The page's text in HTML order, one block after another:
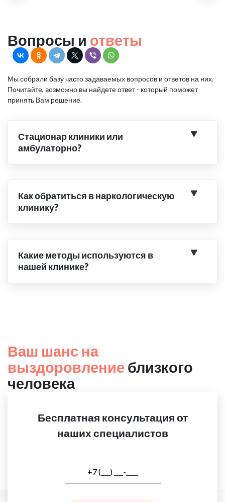
Вопросы и ответы
Мы собрали базу часто задаваемых вопросов и ответов на них.
Почитайте, возможно вы найдете ответ - который поможет
принять Вам решение.
Стационар клиники или
амбулаторно?
Как обратиться в наркологическую
клинику?
Какие методы используются в
нашей клинике?
Ваш шанс на
выздоровление близкого
человека
Бесплатная консультация от
наших специалистов